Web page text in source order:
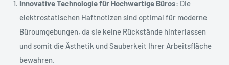
Innovative Technologie für Hochwertige Büros: Die
elektrostatischen Haftnotizen sind optimal für moderne
Büroumgebungen, da sie keine Rückstände hinterlassen
und somit die Ästhetik und Sauberkeit Ihrer Arbeitsfläche
bewahren.